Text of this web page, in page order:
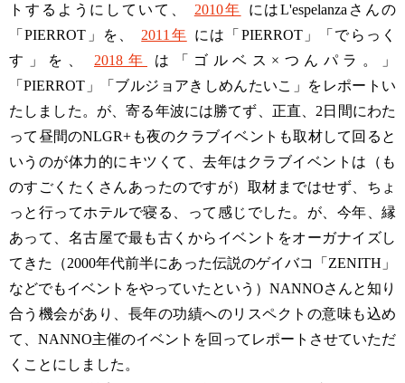
トするようにしていて、
2010年
にはL'espelanzaさんの
「PIERROT」を、
2011年 には「PIERROT」「でらっく
す」を、
2018年
は「ゴルベス×つんパラ。」
「PIERROT」「ブルジョアきしめんたいこ」をレポートい
たしました。が、寄る年波には勝てず、正直、2日間にわた
って昼間のNLGR+も夜のクラブイベントも取材して回ると
いうのが体力的にキツくて、去年はクラブイベントは（も
のすごくたくさんあったのですが）取材まではせず、ちょ
っと行ってホテルで寝る、って感じでした。が、今年、縁
あって、名古屋で最も古くからイベントをオーガナイズし
てきた（2000年代前半にあった伝説のゲイバコ「ZENITH」
などでもイベントをやっていたという）NANNOさんと知り
合う機会があり、長年の功績へのリスペクトの意味も込め
て、NANNO主催のイベントを回ってレポートさせていただ
くことにしました。